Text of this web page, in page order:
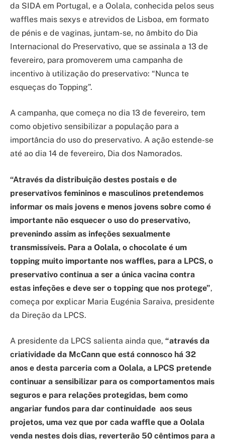
da SIDA em Portugal, e a Oolala, conhecida pelos seus
waffles mais sexys e atrevidos de Lisboa, em formato
de pénis e de vaginas, juntam-se, no âmbito do Dia
Internacional do Preservativo, que se assinala a 13 de
fevereiro, para promoverem uma campanha de
incentivo à utilização do preservativo: “Nunca te
esqueças do Topping”.
A campanha, que começa no dia 13 de fevereiro, tem
como objetivo sensibilizar a população para a
importância do uso do preservativo. A ação estende-se
até ao dia 14 de fevereiro, Dia dos Namorados.
“Através da distribuição destes postais e de
preservativos femininos e masculinos pretendemos
informar os mais jovens e menos jovens sobre como é
importante não esquecer o uso do preservativo,
prevenindo assim as infeções sexualmente
transmissíveis. Para a Oolala, o chocolate é um
topping muito importante nos waffles, para a LPCS, o
preservativo continua a ser a única vacina contra
estas infeções e deve ser o topping que nos protege”,
começa por explicar Maria Eugénia Saraiva, presidente
da Direção da LPCS.
A presidente da LPCS salienta ainda que, “através da
criatividade da McCann que está connosco há 32
anos e desta parceria com a Oolala, a LPCS pretende
continuar a sensibilizar para os comportamentos mais
seguros e para relações protegidas, bem como
angariar fundos para dar continuidade aos seus
projetos, uma vez que por cada waffle que a Oolala
venda nestes dois dias, reverterão 50 cêntimos para a